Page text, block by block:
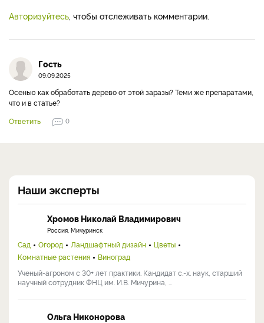
Авторизуйтесь , чтобы отслеживать комментарии.
Гость
09.09.2025
Осенью как обработать дерево от этой заразы? Теми же препаратами,
что и в статье?
Ответить
0
Наши эксперты
Хромов Николай Владимирович
Россия, Мичуринск
Сад Огород Ландшафтный дизайн
Цветы
Комнатные растения
Виноград
Ученый-агроном с 30+ лет практики. Кандидат с.-х. наук, старший
научный сотрудник ФНЦ им. И.В. Мичурина, ...
Ольга Никонорова